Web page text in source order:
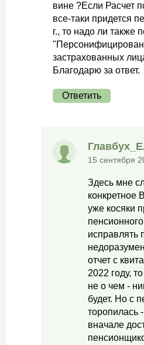
вине ?Если Расчет
все-таки придется
г., то надо ли также
застрахованных
Благодарю за ответ.
Ответить
15 сентября
Здесь мне
конкретное
уже косяки
исправлять
отчет с
2022 году,
не о чем -
будет. Но с
торопилась
вначале